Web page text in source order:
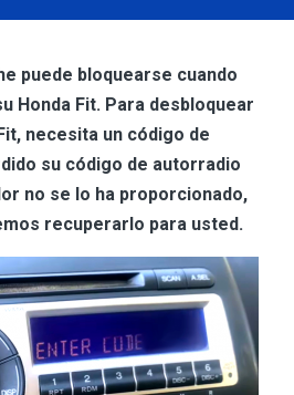
puede bloquearse cuando
Honda Fit. Para desbloquear
necesita un código de
su código de autorradio
no se lo ha proporcionado,
recuperarlo para usted.